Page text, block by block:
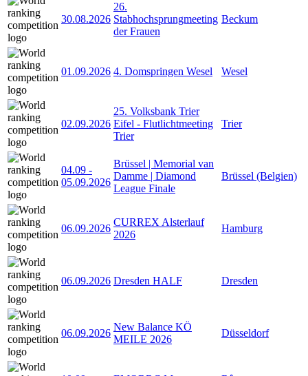
30.08.2026
26.
Stabhochsprungmeeting
der Frauen
Beckum
01.09.2026 4. Domspringen Wesel Wesel
02.09.2026
25. Volksbank Trier
Eifel - Flutlichtmeeting
Trier
Trier
04.09 -
05.09.2026
Brüssel | Memorial van
Damme | Diamond
League Finale
Brüssel (Belgien)
06.09.2026
CURREX Alsterlauf
2026
Hamburg
06.09.2026 Dresden HALF Dresden
06.09.2026
New Balance KÖ
MEILE 2026
Düsseldorf